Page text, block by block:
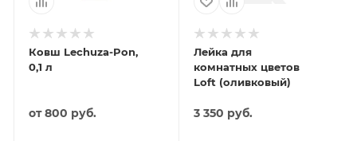
Ковш Lechuza-Pon,
0,1 л
от800 руб.
Лейка для
комнатных цветов
Loft (оливковый)
3 350 руб.